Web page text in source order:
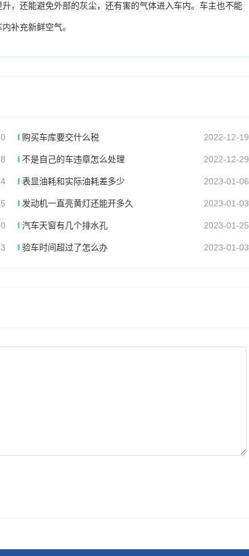
，还能避免外部的灰尘，还有害的气体进入车内。车主也不能
补充新鲜空气。
购买车库要交什么税 2022-12-19
不是自己的车违章怎么处理 2022-12-29
表显油耗和实际油耗差多少 2023-01-06
发动机一直亮黄灯还能开多久 2023-01-03
汽车天窗有几个排水孔 2023-01-25
验车时间超过了怎么办 2023-01-03